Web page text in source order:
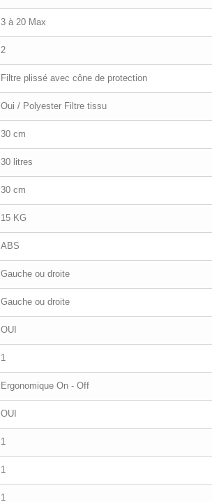
3 à 20 Max
2
Filtre plissé avec cône de protection
Oui / Polyest er Filtre tissu
30 cm
30 litres
30 cm
15 KG
ABS
Gauche ou droite
Gauche ou droite
OUI
1
Ergonomique On - Off
OUI
1
1
1